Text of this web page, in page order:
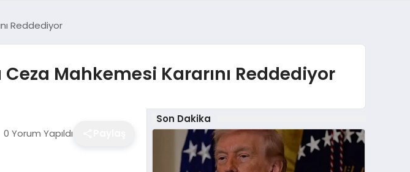
Reddediyor
Mahkemesi Kararını Reddediyor
0 Yorum Yapıldı
Son Dakika